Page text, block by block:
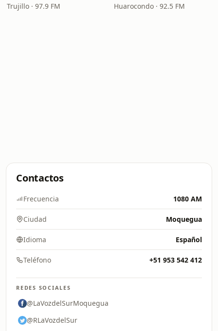
Trujillo · 97.9 FM Huarocondo · 92.5 FM
Contactos
Frecuencia 1080 AM
Ciudad Moquegua
Idioma Español
Teléfono +51 953 542 412
REDES SOCIALES
@LaVozdelSurMoquegua
@RLaVozdelSur